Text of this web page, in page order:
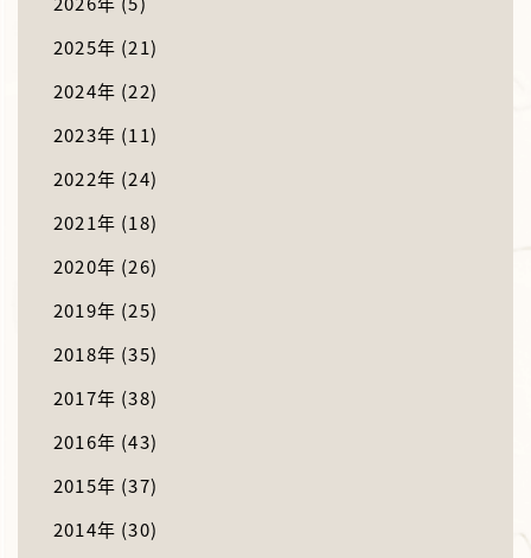
2025年 (21)
2024年 (22)
2023年 (11)
2022年 (24)
2021年 (18)
2020年 (26)
2019年 (25)
2018年 (35)
2017年 (38)
2016年 (43)
2015年 (37)
2014年 (30)